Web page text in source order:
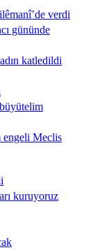
verdi
gününde
katledildi
engeli Meclis
kuruyoruz